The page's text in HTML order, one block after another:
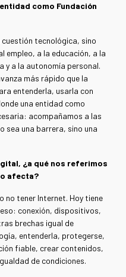
como Fundación
tecnológica, sino
empleo, a la educación, a la
y a la autonomía personal.
más rápido que la
entenderla, usarla con
una entidad como
acompañamos a las
sea una barrera, sino una
¿a qué nos referimos
afecta?
no tener Internet. Hoy tiene
conexión, dispositivos,
brechas igual de
entenderla, protegerse,
fiable, crear contenidos,
de condiciones.